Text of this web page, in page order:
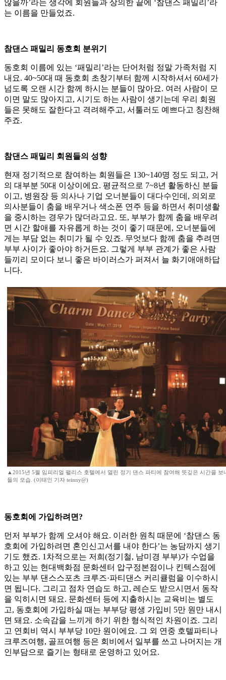
않을까’라는 생각에 회원들과 상의한 끝에 ‘참댄스 패밀리’라
는 이름을 만들었죠.
참댄스 패밀리 동호회 분위기
동호회 이름에 있는 ‘패밀리’라는 단어처럼 정말 가족처럼 지
내요. 40~50대 때 동호회 초창기부터 함께 시작하셔서 60세가
넘도록 오랜 시간 함께 하시는 분들이 많아요. 여러 사람이 모
이면 말도 많아지고, 시기도 하는 사람이 생기는데 우리 회원
들은 못해도 잘한다고 격려해주고, 서툴러도 예쁘다고 칭찬해
주죠.
참댄스 패밀리 회원들의 성향
현재 정기적으로 참여하는 회원들은 130~140명 정도 되고, 거
의 대부분 50대 이상이에요. 평균적으로 7~8년 활동하신 분들
이고, 병원장 등 의사나 기업 오너분들이 대다수인데, 의외로
의사분들이 춤을 배우거나 색소폰 연주 등을 하면서 취미생활
을 중시하는 경우가 많더라고요. 또, 부부가 함께 춤을 배우려
면 시간 할애를 자유롭게 하는 것이 좋기 때문에, 오너분들에
게는 부담 없는 취미가 될 수 있죠. 무엇보다 함께 춤을 추려면
부부 사이가 좋아야 하거든요. 그렇게 부부 관계가 좋은 사람
들끼리 모이다 보니 좋은 바이러스가 퍼져서 늘 화기애애하답
니다.
▲2015년 5월 임피리얼 팰리스 호텔에서 열린 정기 댄스 파티에 참여해 뜻깊은 시간을 보
들의 모습. (이태인 기자 teinny@)
동호회에 가입하려면?
먼저 부부가 함께 오셔야 해요. 이러한 원칙 때문에 ‘참댄스 동
호회에 가입하려면 혼인신고서를 내야 한다’는 농담까지 생기
기도 했죠. 1차적으로는 저희(정기철, 남미경 부부)가 수업을
하고 있는 현대백화점 문화센터 압구정본점이나 킨텍스점에
있는 부부 댄스스포츠 크루즈·파티댄스 커리큘럼을 이수하시
면 됩니다. 그리고 점차 연습도 하고, 레슨도 받으시면서 동작
을 익히시면 돼요. 문화센터 등에 지출하시는 교육비는 별도
고, 동호회에 가입하실 때는 부부당 평생 가입비 5만 원만 내시
면 돼요. 소속감을 느끼게 하기 위한 형식적인 차원이죠. 그리
고 연회비 역시 부부당 10만 원이에요. 그 외 연중 호텔파티나
크루즈여행, 골프여행 등은 회비에서 일부를 쓰고 나머지는 개
인부담으로 즐기는 형태로 운영하고 있어요.